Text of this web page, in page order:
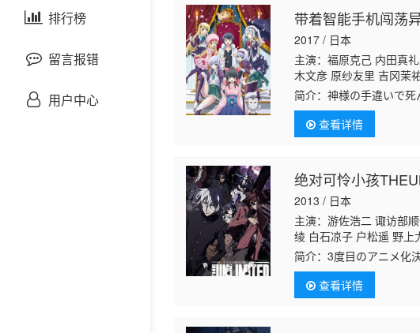
剧情片
战争片
悬疑片
泰国剧
欧美综艺
欧美动漫
排行榜
留言报错
用户中心
带着智能手机闯荡
2017 / 日本
主演：福原克己 内田真
木文彦 原纱友里 吉冈茉
马 内田雄马 村田太志 岸
原沙耶香 寿美菜子 大久
康嗣 稻田彻 柴田秀胜
简介：神様の手違いで
様から底上げしてもらっ
会い、大切な仲間を
查看详情
绝对可怜小孩
2013 / 日本
主演：游佐浩二 诹访部
绫 白石凉子 户松遥 野
也
简介：3度目のアニメ化
查看详情